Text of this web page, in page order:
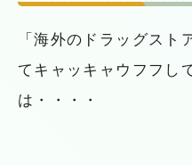
「海外のドラッグスト
てキャッキャウフフし
は・・・・